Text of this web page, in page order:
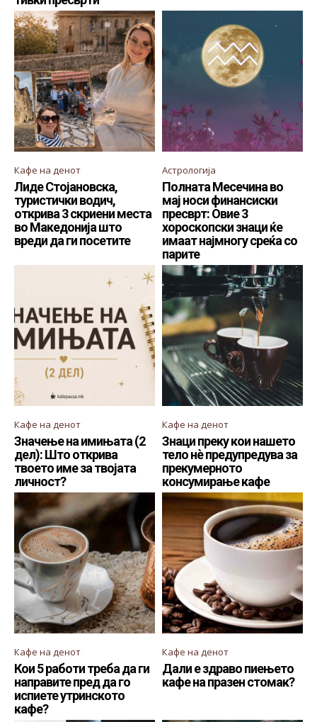
Кафе на денот
Лиде Стојановска,
туристички водич,
открива 3 скриени места
во Македонија што
вреди да ги посетите
Астрологија
Полната Месечина во
мај носи финансиски
пресврт: Овие 3
хороскопски знаци ќе
имаат најмногу среќа со
парите
Кафе на денот
Значење на имињата (2
дел): Што открива
твоето име за твојата
личност?
Кафе на денот
Знаци преку кои нашето
тело нè предупредува за
прекумерното
консумирање кафе
Кафе на денот
Кои 5 работи треба да ги
направите пред да го
испиете утринското
кафе?
Кафе на денот
Дали е здраво пиењето
кафе на празен стомак?